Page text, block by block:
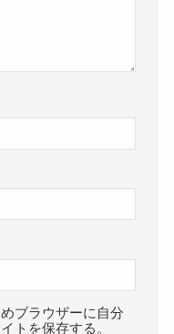
ブラウザーに自分
トを保存する。